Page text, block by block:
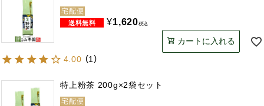
宅配便
¥1,620税込
カートに入れる
4.00 （1 ）
特上粉茶 200g×2袋セット
宅配便